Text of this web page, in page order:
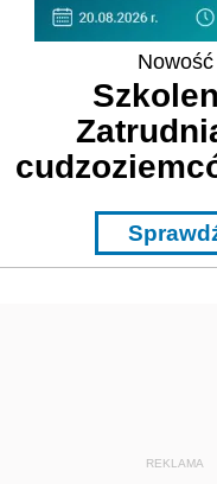
Nowość
REKLAMA